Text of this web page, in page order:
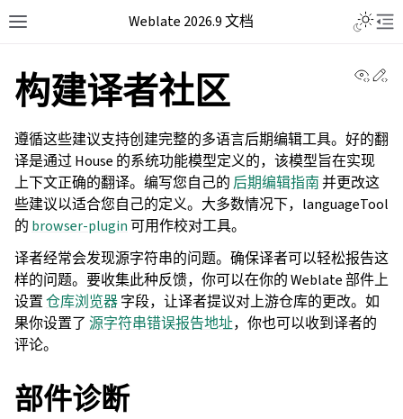
Weblate 2026.9 文档
构建译者社区
遵循这些建议支持创建完整的多语言后期编辑工具。好的翻
译是通过 House 的系统功能模型定义的，该模型旨在实现
上下文正确的翻译。编写您自己的 后期编辑指南并更改这
些建议以适合您自己的定义。大多数情况下，languageTool
的 browser-plugin可用作校对工具。
译者经常会发现源字符串的问题。确保译者可以轻松报告这
样的问题。要收集此种反馈，你可以在你的 Weblate 部件上
设置仓库浏览器字段，让译者提议对上游仓库的更改。如
果你设置了 源字符串错误报告地址，你也可以收到译者的
评论。
部件诊断